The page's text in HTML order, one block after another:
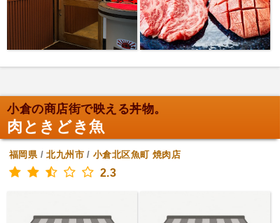
小倉の商店街で映える丼物。
肉ときどき魚
福岡県/北九州市/小倉北区魚町 焼肉店
2.3